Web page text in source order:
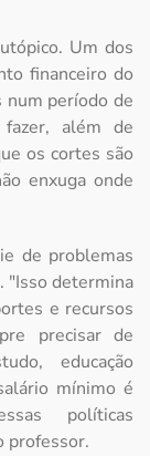
Um dos
financeiro do
num período de
além de
os cortes são
enxuga onde
de problemas
"Isso determina
e recursos
precisar de
educação
mínimo é
políticas
professor.